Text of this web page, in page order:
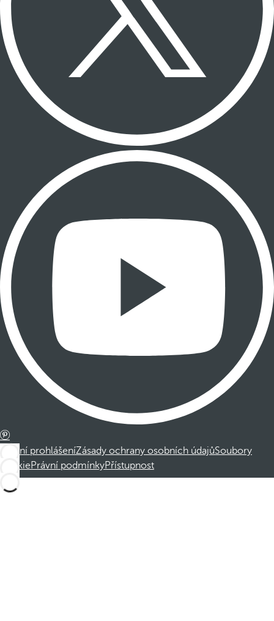
Právní prohlášeníZásady ochrany osobních údajůSoubory
cookiePrávní podmínkyPřístupnost